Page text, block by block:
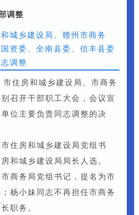
调整
城乡建设局、赣州市商务
资委、全南县委、信丰县委
调整
市住房和城乡建设局、市商务
召开干部职工大会，会议宣
位主要负责同志调整的决
住房和城乡建设局党组书
和城乡建设局局长人选。
商务局党组书记，提名为市
杨小妹同志不再担任市商务
职务。